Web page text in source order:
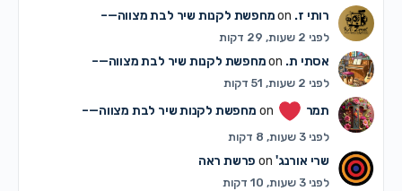
רותי ז.on מחפשת לקנות שיר לבת מצווה—–
לפני 2 שעות, 29 דקות
אסתי ת.on מחפשת לקנות שיר לבת מצווה—–
לפני 2 שעות, 51 דקות
תמר on מחפשת לקנות שיר לבת מצווה—–
לפני 3 שעות, 8 דקות
שרי אורנג'on פרשת ראה
לפני 3 שעות, 10 דקות